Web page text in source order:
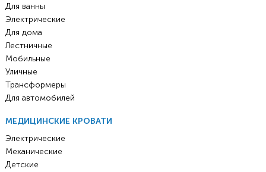
Для ванны
Электрические
Для дома
Лестничные
Мобильные
Уличные
Трансформеры
Для автомобилей
МЕДИЦИНСКИЕ КРОВАТИ
Электрические
Механические
Детские